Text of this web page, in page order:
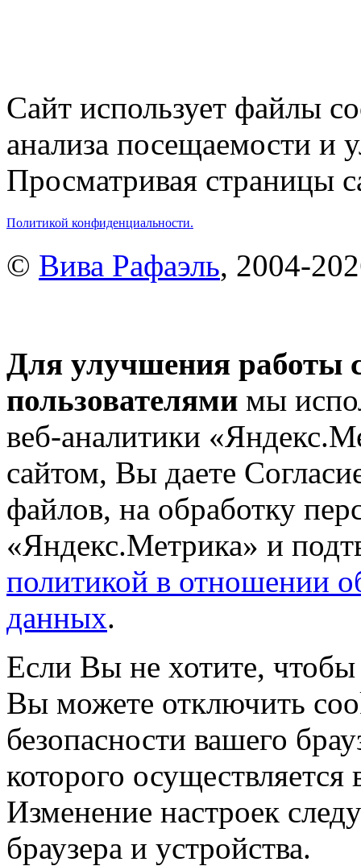
Сайт использует файлы
анализа посещаемости и
Просматривая страницы
Политикой конфиденциальности.
© Вива Рафаэль, 2004-
Для улучшения работы
пользователями мы
веб-аналитики
сайтом, Вы даете
файлов, на обработку
«Яндекс.Метрика» и
политикой в отношении
данных.
Если Вы не хотите,
Вы можете отключить
безопасности вашего
которого
Изменение настроек
браузера и устройства.